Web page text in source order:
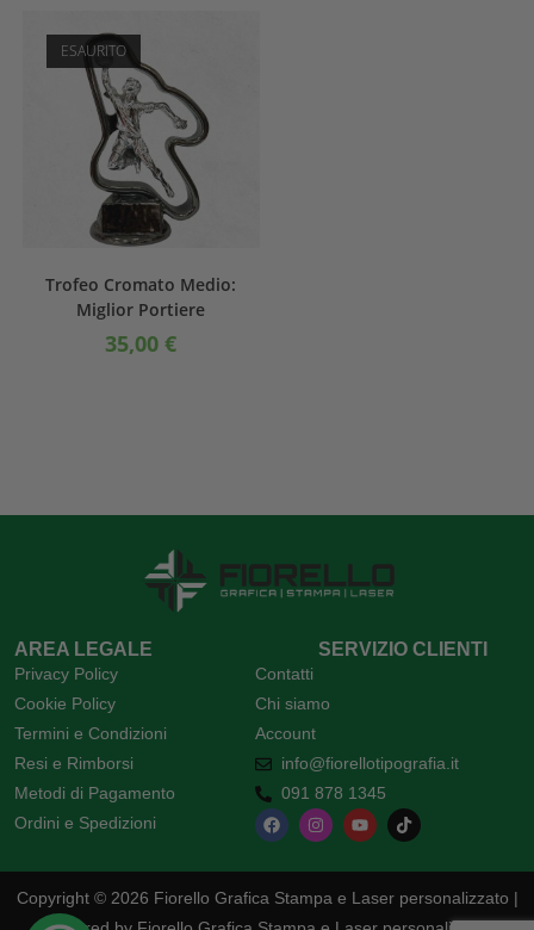
ESAURITO
Trofeo Cromato Medio:
Miglior Portiere
35,00€
AREA LEGALE
Privacy Policy
Cookie Policy
Termini e Condizioni
Resi e Rimborsi
Metodi di Pagamento
Ordini e Spedizioni
SERVIZIO CLIENTI
Contatti
Chi siamo
Account
info@fiorellotipografia.it
091 878 1345
Copyright © 2026 Fiorello Grafica Stampa e Laser personalizzato |